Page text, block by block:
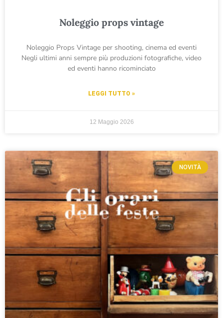
Noleggio props vintage
Noleggio Props Vintage per shooting, cinema ed eventi
Negli ultimi anni sempre più produzioni fotografiche, video
ed eventi hanno ricominciato
LEGGI TUTTO »
12 Maggio 2026
NOVITÀ